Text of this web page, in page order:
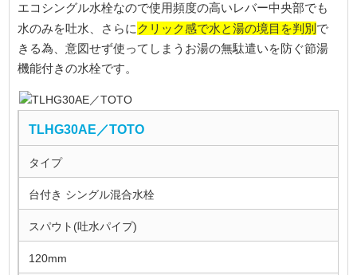
エコシングル水栓なので使用頻度の高いレバー中央部でも
水のみを吐水、さらに クリック感で水と湯の境目を判別 で
きる為、意図せず使ってしまうお湯の無駄遣いを防ぐ節湯
機能付きの水栓です。
TLHG30AE／TOTO
タイプ
台付き シングル混合水栓
スパウト(吐水パイプ)
120mm